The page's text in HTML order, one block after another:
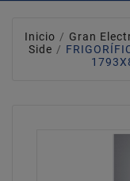
Inicio Gran
Side